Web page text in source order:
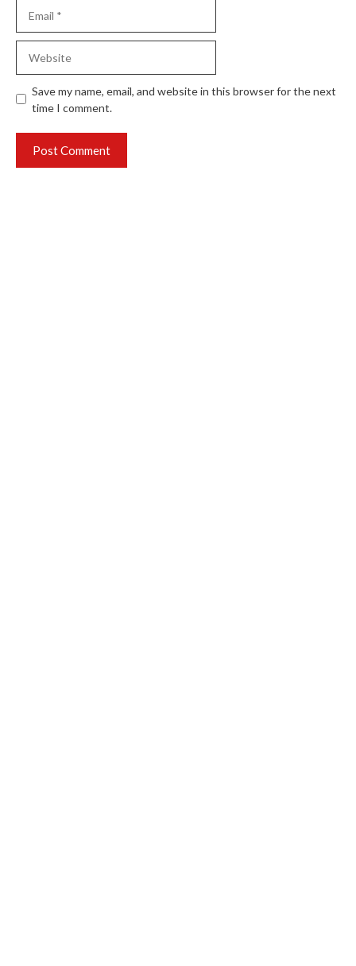
Save my name, email, and website in this browser for the next
time I comment.